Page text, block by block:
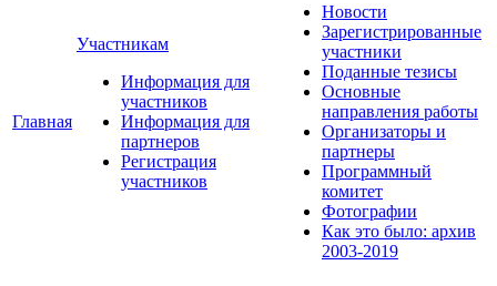
Главная
Участникам
Информация для
участников
Информация для
партнеров
Регистрация
участников
Новости
Зарегистрированные
участники
Поданные тезисы
Основные
направления работы
Организаторы и
партнеры
Программный
комитет
Фотографии
Как это было: архив
2003-2019